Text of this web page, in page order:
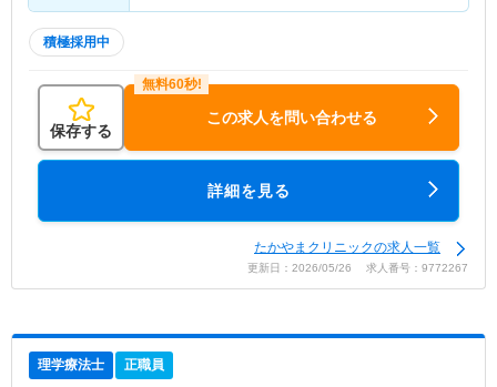
積極採用中
保存する
この求人を問い合わせる
詳細を見る
たかやまクリニックの求人一覧
更新日：2026/05/26 求人番号：9772267
理学療法士 正職員